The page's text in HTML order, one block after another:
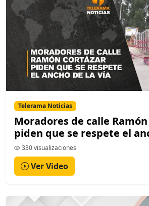
Telerama Noticias
Moradores de calle
piden que se respete el
330 visualizaciones
Ver Video